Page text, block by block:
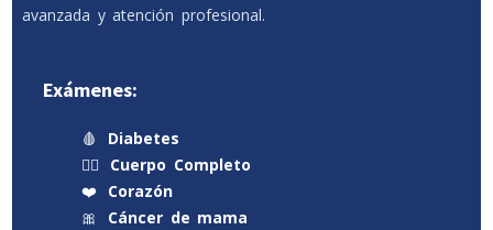
avanzada y atención profesional.
Exámenes:
🩸
Diabetes
🧍‍♂️
Cuerpo Completo
❤️
Corazón
🎀
Cáncer de mama